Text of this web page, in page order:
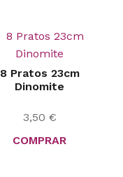
8 Pratos 23cm
Dinomite
3,50 €
COMPRAR